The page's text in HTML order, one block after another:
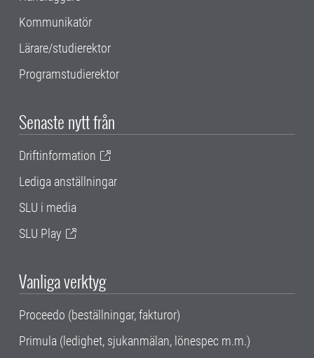
Kommunikatör
Lärare/studierektor
Programstudierektor
Senaste nytt från
Driftinformation
Lediga anställningar
SLU i media
SLU Play
Vanliga verktyg
Proceedo (beställningar, fakturor)
Primula (ledighet, sjukanmälan, lönespec m.m.)